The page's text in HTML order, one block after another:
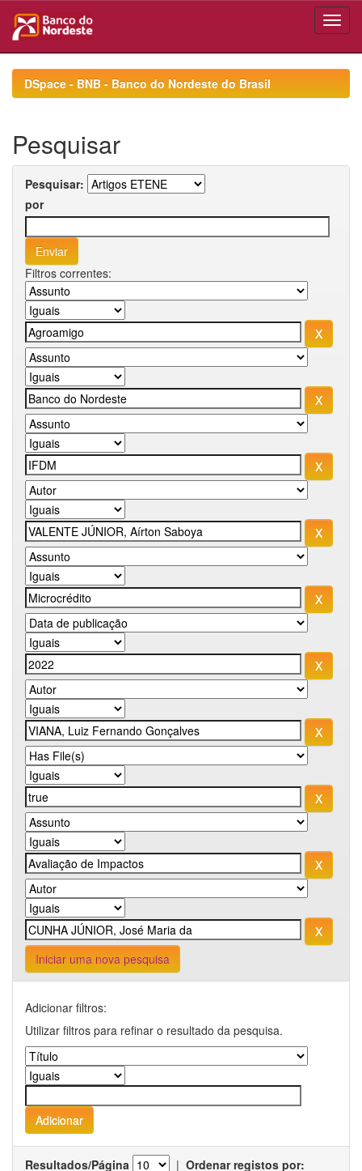
navigationDSpace - BNB - Banco do Nordeste do Brasil
Pesquisar
Pesquisar:
por
Filtros correntes:
Iniciar uma nova pesquisa
Adicionar filtros:
Utilizar filtros para refinar o resultado da pesquisa.
Resultados/Página | Ordenar registos por: